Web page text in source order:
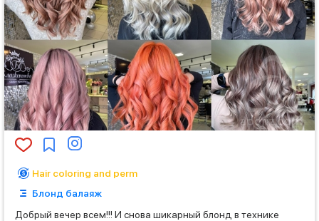
Hair coloring and perm
Блонд балаяж
Добрый вечер всем!!! И снова шикарный блонд в технике